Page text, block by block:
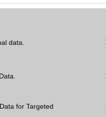
data.
for Targeted
push eMail